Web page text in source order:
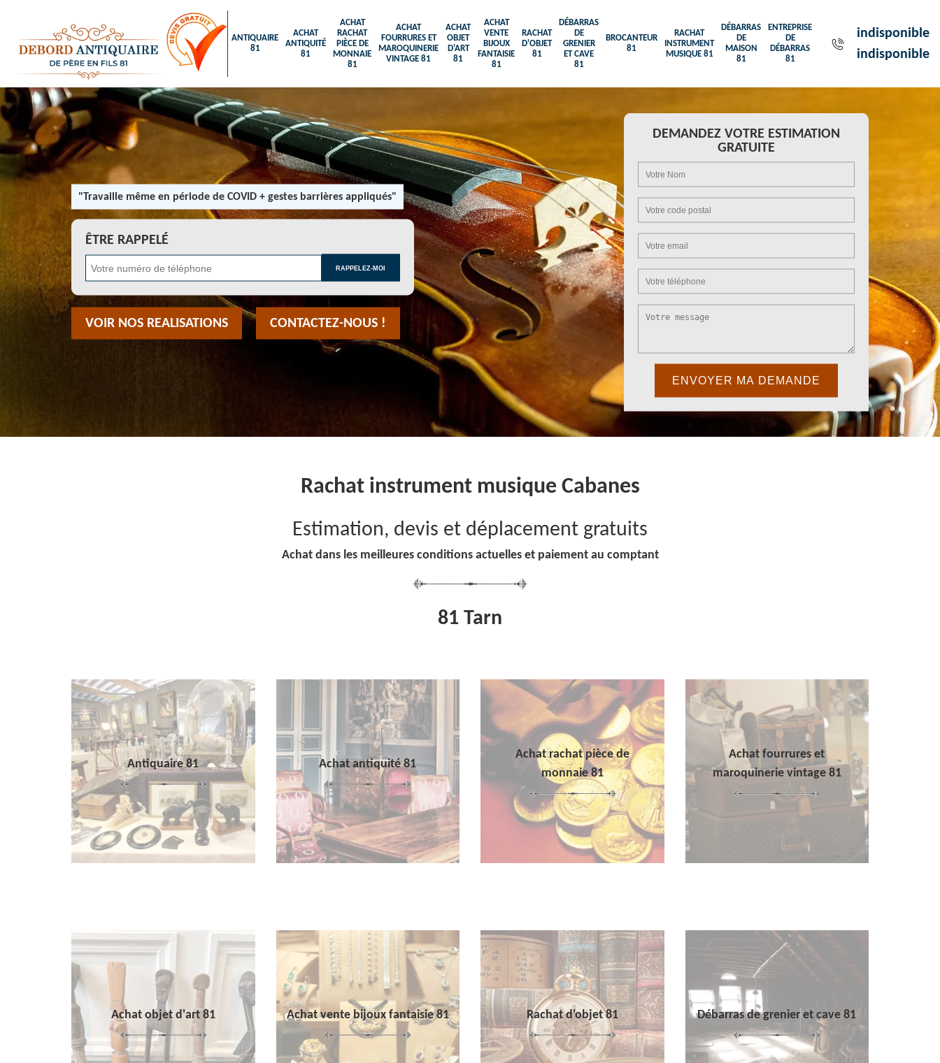
ANTIQUAIRE
81
ACHAT
ANTIQUITÉ
81
ACHAT
RACHAT
PIÈCE DE
MONNAIE
81
ACHAT
FOURRURES ET
MAROQUINERIE
VINTAGE 81
ACHAT
OBJET
D'ART
81
ACHAT
VENTE
BIJOUX
FANTAISIE
81
RACHAT
D'OBJET
81
DÉBARRAS
DE
GRENIER
ET CAVE
81
BROCANTEUR
81
RACHAT
INSTRUMENT
MUSIQUE 81
DÉBARRAS
DE
MAISON
81
ENTREPRISE
DE
DÉBARRAS
81
indisponible
indisponible
"Travaille même en période de COVID + gestes barrières appliqués"
ÊTRE RAPPELÉ
VOIR NOS REALISATIONS CONTACTEZ-NOUS !
DEMANDEZ VOTRE ESTIMATION
GRATUITE
Rachat instrument musique Cabanes
Estimation, devis et déplacement gratuits
Achat dans les meilleures conditions actuelles et paiement au comptant
81 Tarn
Antiquaire 81 Achat antiquité 81
Achat rachat pièce de
monnaie 81
Achat fourrures et
maroquinerie vintage 81
Achat objet d'art 81 Achat vente bijoux fantaisie 81 Rachat d'objet 81 Débarras de grenier et cave 81